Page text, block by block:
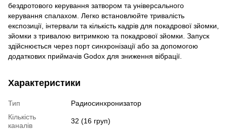
бездротового керування затвором та універсального
керування спалахом. Легко встановлюйте тривалість
експозиції, інтервали та кількість кадрів для покадрової зйомки,
зйомки з тривалою витримкою та покадрової зйомки. Запуск
здійснюється через порт синхронізації або за допомогою
додаткових приймачів Godox для зниження вібрації.
Характеристики
Тип
Радиосинхронизатор
Кількість
каналів
32 (16 груп)